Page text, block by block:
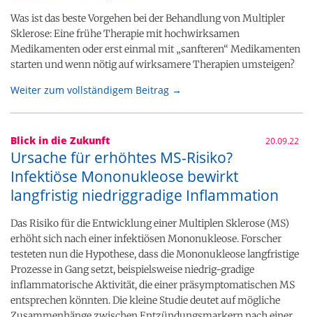
Was ist das beste Vorgehen bei der Behandlung von Multipler
Sklerose: Eine frühe Therapie mit hochwirksamen
Medikamenten oder erst einmal mit „sanfteren“ Medikamenten
starten und wenn nötig auf wirksamere Therapien umsteigen?
Weiter zum vollständigem Beitrag →
Blick in die Zukunft 20.09.22
Ursache für erhöhtes MS-Risiko?
Infektiöse Mononukleose bewirkt
langfristig niedriggradige Inflammation
Das Risiko für die Entwicklung einer Multiplen Sklerose (MS)
erhöht sich nach einer infektiösen Mononukleose. Forscher
testeten nun die Hypothese, dass die Mononukleose langfristige
Prozesse in Gang setzt, beispielsweise niedrig-gradige
inflammatorische Aktivität, die einer präsymptomatischen MS
entsprechen könnten. Die kleine Studie deutet auf mögliche